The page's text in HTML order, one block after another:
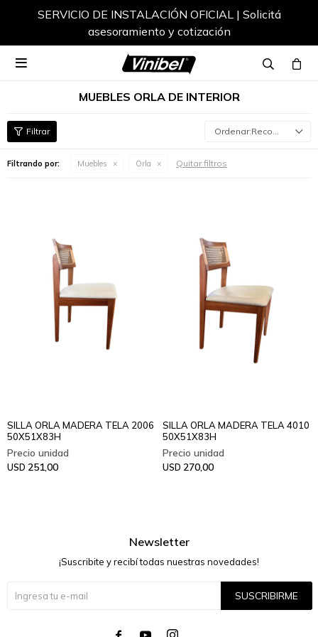
SERVICIO DE INSTALACIÓN OFICIAL | Solicitá
asesoramiento y cotización

MUEBLES ORLA DE INTERIOR
Recomendados
Filtrando por: Muebles Orla Quitar filtros
SILLA ORLA MADERA TELA 2006
50X51X83H
USD 251,00
SILLA ORLA MADERA TELA 4010
50X51X83H
USD 270,00
Newsletter
¡Suscribite y recibí todas nuestras novedades!
SUSCRIBIRME
  